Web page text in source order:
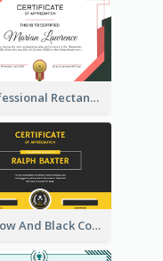
Professional Rectangular Border Certificate Design Ideas
Yellow And Black Contrast Simple Certificate